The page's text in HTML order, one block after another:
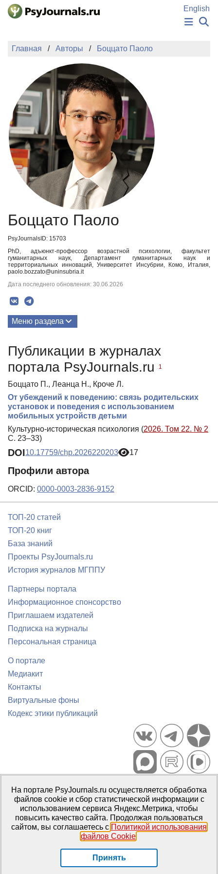
Перейти к основному содержанию
English
НОВОСТИ
АВТОРЫ
ПОДАТЬ РУКОПИСЬ
БАЗА ЗНАНИЙ
КЛЮЧЕВЫЕ СЛОВА
Регистрация
Главная Авторы Боццато Паоло
Боццато Паоло
PsyJournalsID: 15703
PhD, адъюнкт-профессор возрастной психологии, факультет
гуманитарных наук, Департамент гуманитарных наук и
территориальных инноваций, Университет Инсубрии, Комо, Италия,
paolo.bozzato@uninsubria.it
Дата последнего обновления: 30.06.2026
Меню раздела
Публикации в журналах
портала PsyJournals.ru
1
Боццато П., Леанца Н., Кроче Л.
От убеждений к поведению: связь родительских
установок и поведения с использованием
мобильных устройств детьми
Культурно-историческая психология (2026. Том 22. № 2
С. 23–33)
DOI10.17759/chp.2026220203 17
Профили автора
ORCID: 0000-0003-2836-9152
ТОП-20 статей
ТОП-20 книг
База знаний
Проекты PsyJournals.ru
История журналов МГППУ
Партнеры портала
Информационное спонсорство
Приглашаем издателей
Подписка на журналы
Персональная страница
О портале
Медиакит
Контакты
Виртуальные фоны
Кодекс этики публикаций
Портал психологических изданий PsyJournals.ru, 2007–2026
Правила использования материалов
Свидетельство регистрации СМИЭл № ФС77-66447 от 14 июля
2016 г.
Издатель: ФГБОУ ВО МГППУ
На портале PsyJournals.ru осуществляется обработка
файлов cookie и сбор статистической информации с
использованием сервиса Яндекс.Метрика, чтобы
повысить качество сайта. Продолжая пользоваться
сайтом, вы соглашаетесь с Политикой использования
файлов Cookie.
Принять